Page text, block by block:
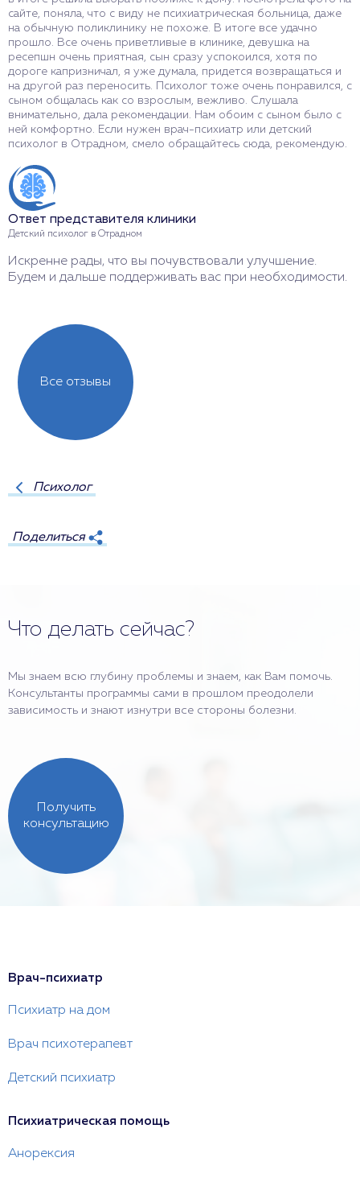
сайте, поняла, что с виду не психиатрическая больница, даже
на обычную поликлинику не похоже. В итоге все удачно
прошло. Все очень приветливые в клинике, девушка на
ресепшн очень приятная, сын сразу успокоился, хотя по
дороге капризничал, я уже думала, придется возвращаться и
на другой раз переносить. Психолог тоже очень понравился, с
сыном общалась как со взрослым, вежливо. Слушала
внимательно, дала рекомендации. Нам обоим с сыном было с
ней комфортно. Если нужен врач-психиатр или детский
психолог в Отрадном, смело обращайтесь сюда, рекомендую.
Ответ представителя клиники
Детский психолог в Отрадном
Искренне рады, что вы почувствовали улучшение.
Будем и дальше поддерживать вас при необходимости.
Все отзывы
Психолог
Поделиться
Что делать сейчас?
Мы знаем всю глубину проблемы и знаем, как Вам помочь.
Консультанты программы сами в прошлом преодолели
зависимость и знают изнутри все стороны болезни.
Получить
консультацию
Врач-психиатр
Психиатр на дом
Врач психотерапевт
Детский психиатр
Психиатрическая помощь
Анорексия